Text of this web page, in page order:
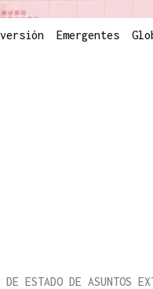
Emergentes
ESTADO DE ASUNTOS